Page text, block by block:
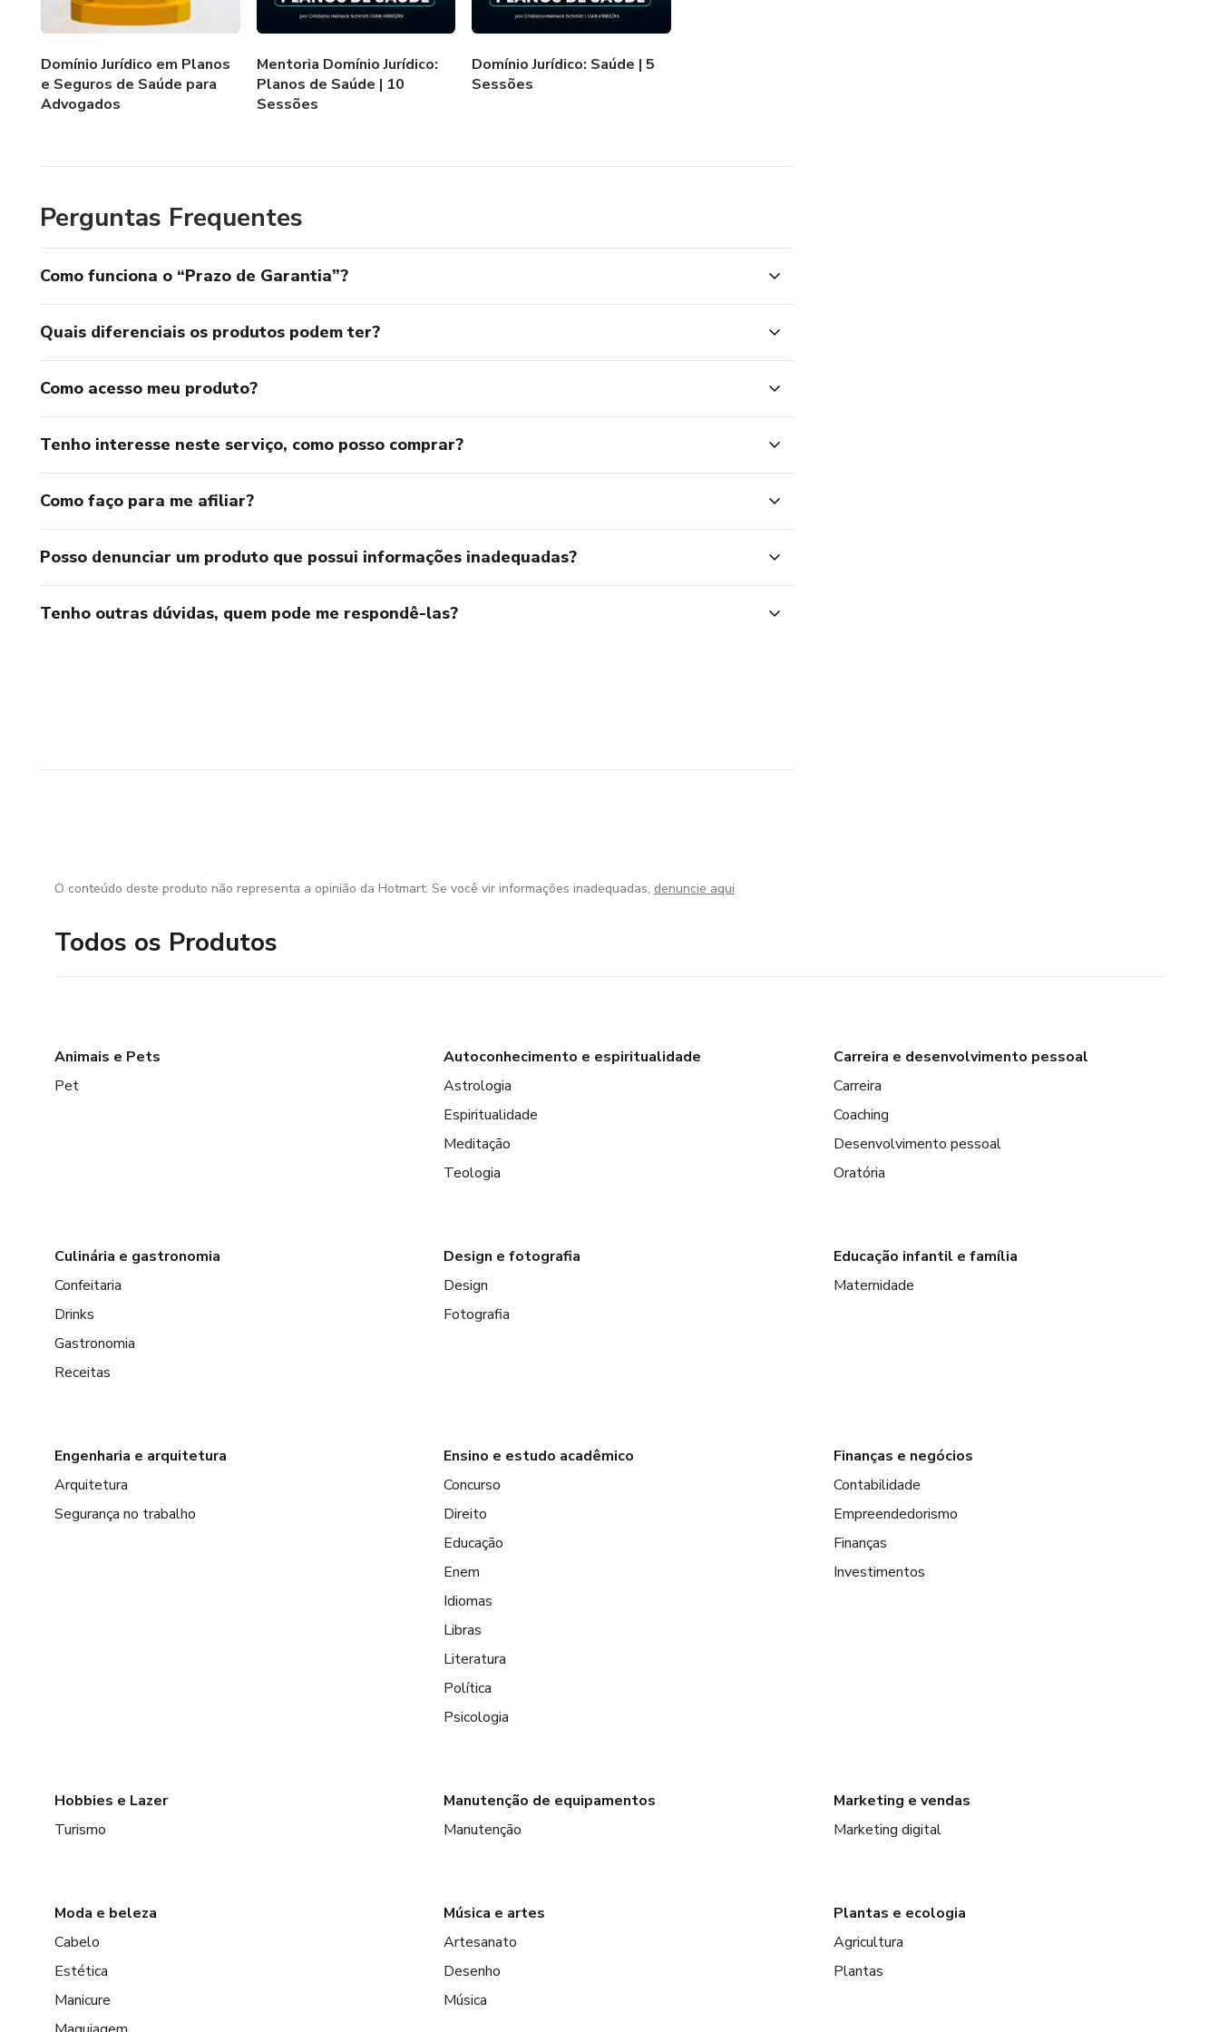
da Saúde é o caminho — e o Domínio Jurídico: Saúde é seu método para chegar lá com
confiança.
Esse é o programa ideal para advogados:
Em transição de área
Que querem melhorar o faturamento
Que precisam de estratégia prática, não só teoria
Atue com segurança.
Ganhe previsibilidade.
Domínio Jurídico: Saúde — o método que te leva do zero à atuação estratégica.
Domínio Jurídico em Planos
e Seguros de Saúde para
Advogados
Mentoria Domínio Jurídico:
Planos de Saúde | 10
Sessões
Domínio Jurídico: Saúde | 5
Sessões
Perguntas Frequentes
Como funciona o “Prazo de Garantia”?
Quais diferenciais os produtos podem ter?
Como acesso meu produto?
Tenho interesse neste serviço, como posso comprar?
Como faço para me afiliar?
Posso denunciar um produto que possui informações inadequadas?
Tenho outras dúvidas, quem pode me respondê-las?
O conteúdo deste produto não representa a opinião da Hotmart. Se você vir informações inadequadas, denuncie aqui
Todos os Produtos
Animais e Pets
Pet
Autoconhecimento e espiritualidade
Astrologia
Espiritualidade
Meditação
Teologia
Carreira e desenvolvimento pessoal
Carreira
Coaching
Desenvolvimento pessoal
Oratória
Culinária e gastronomia
Confeitaria
Drinks
Gastronomia
Receitas
Design e fotografia
Design
Fotografia
Educação infantil e família
Maternidade
Engenharia e arquitetura
Arquitetura
Segurança no trabalho
Ensino e estudo acadêmico
Concurso
Direito
Educação
Enem
Idiomas
Libras
Literatura
Política
Psicologia
Finanças e negócios
Contabilidade
Empreendedorismo
Finanças
Investimentos
Hobbies e Lazer
Turismo
Manutenção de equipamentos
Manutenção
Marketing e vendas
Marketing digital
Moda e beleza
Cabelo
Estética
Manicure
Música e artes
Artesanato
Desenho
Música
Plantas e ecologia
Agricultura
Plantas